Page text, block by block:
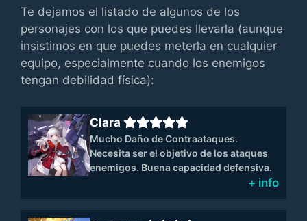
Te dejamos el listado de algunos de los
personajes con los que puedes llevarla (aunque
insistimos en que puedes meterla en cualquier
equipo, especialmente cuando los enemigos
tengan debilidad física):
Clara
Mucho Daño de Contraataques.
Necesita ser el objetivo de los ataques
enemigos. Buena capacidad defensiva.
+ info